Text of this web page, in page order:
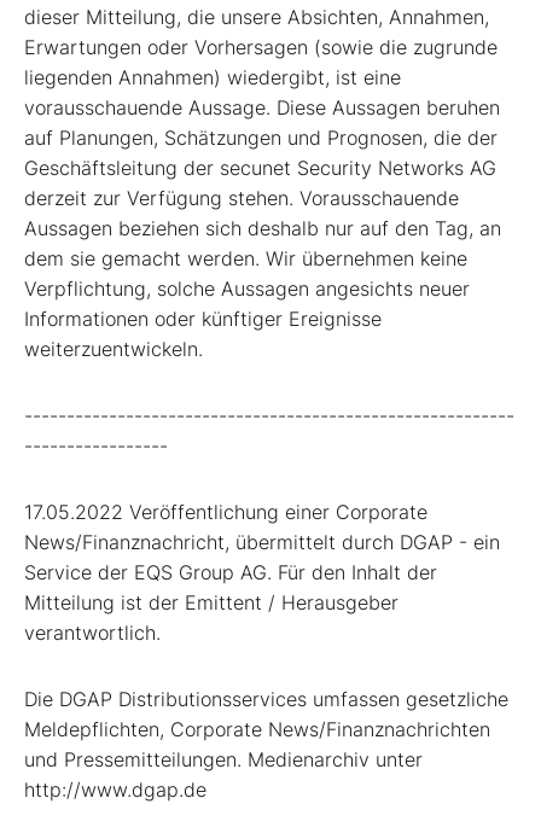
dieser Mitteilung, die unsere Absichten, Annahmen,
Erwartungen oder Vorhersagen (sowie die zugrunde
liegenden Annahmen) wiedergibt, ist eine
vorausschauende Aussage. Diese Aussagen beruhen
auf Planungen, Schätzungen und Prognosen, die der
Geschäftsleitung der secunet Security Networks AG
derzeit zur Verfügung stehen. Vorausschauende
Aussagen beziehen sich deshalb nur auf den Tag, an
dem sie gemacht werden. Wir übernehmen keine
Verpflichtung, solche Aussagen angesichts neuer
Informationen oder künftiger Ereignisse
weiterzuentwickeln.
----------------------------------------------------------
-----------------
17.05.2022 Veröffentlichung einer Corporate
News/Finanznachricht, übermittelt durch DGAP - ein
Service der EQS Group AG. Für den Inhalt der
Mitteilung ist der Emittent / Herausgeber
verantwortlich.
Die DGAP Distributionsservices umfassen gesetzliche
Meldepflichten, Corporate News/Finanznachrichten
und Pressemitteilungen. Medienarchiv unter
http://www.dgap.de